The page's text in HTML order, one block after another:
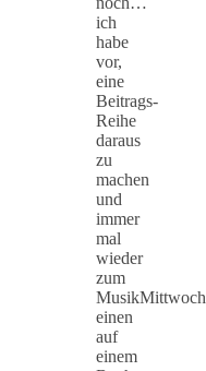
ich
habe
vor,
eine
Beitrags-
Reihe
daraus
zu
machen
und
immer
mal
wieder
zum
MusikMittwoch
einen
auf
einem